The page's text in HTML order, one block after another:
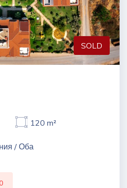
SOLD
120 m²
/ Оба